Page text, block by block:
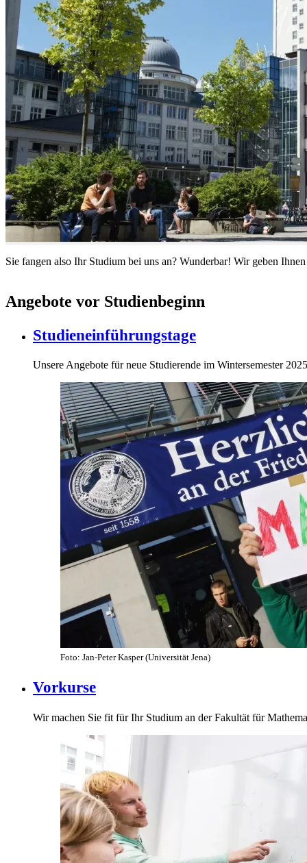
Sie fangen also Ihr Studium bei uns an? Wunderbar! Wir geben
Angebote vor Studienbeginn
Studieneinführungstage
Unsere Angebote für neue Studierende im Wintersemester
Foto: Jan-Peter Kasper (Universität Jena)
Vorkurse
Wir machen Sie fit für Ihr Studium an der Fakultät für